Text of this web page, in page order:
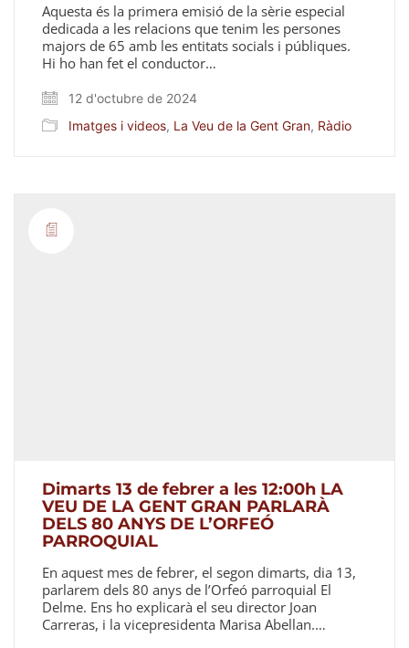
Aquesta és la primera emisió de la sèrie especial
dedicada a les relacions que tenim les persones
majors de 65 amb les entitats socials i públiques.
Hi ho han fet el conductor…
12 d'octubre de 2024
Imatges i videos, La Veu de la Gent Gran, Ràdio
Dimarts 13 de febrer a les 12:00h LA
VEU DE LA GENT GRAN PARLARÀ
DELS 80 ANYS DE L’ORFEÓ
PARROQUIAL
En aquest mes de febrer, el segon dimarts, dia 13,
parlarem dels 80 anys de l’Orfeó parroquial El
Delme. Ens ho explicarà el seu director Joan
Carreras, i la vicepresidenta Marisa Abellan.…